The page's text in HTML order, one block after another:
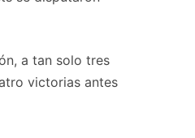
a tan solo tres
victorias antes